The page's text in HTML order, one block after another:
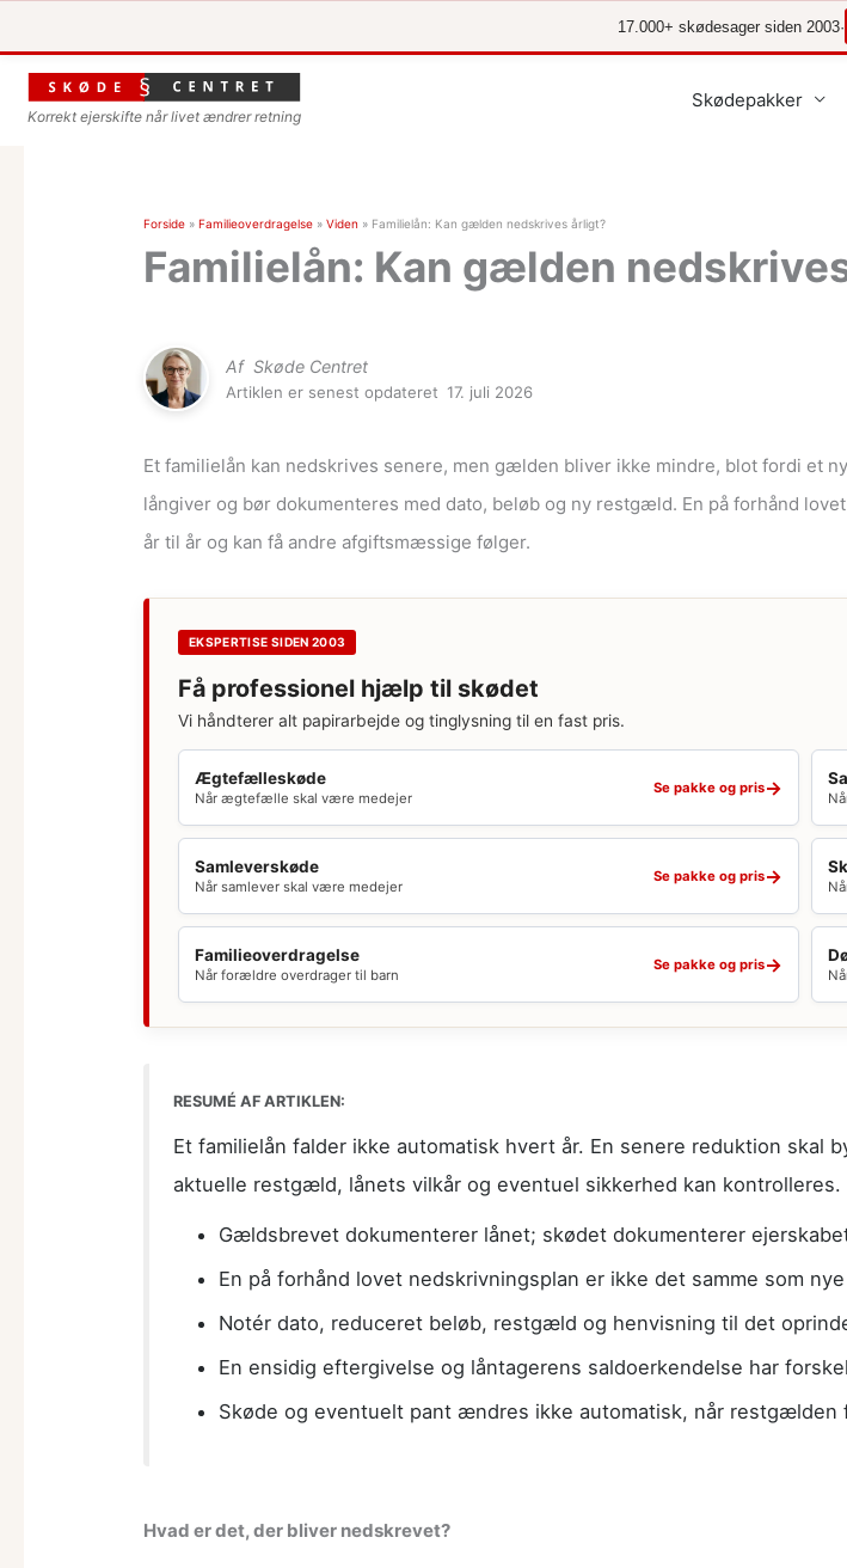
17.000+ skødesager siden 2003·
Korrekt ejerskifte når livet ændrer retning
Skødepakker
Forside »Familieoverdragelse »Viden » Familielån: Kan gælden nedskrives årligt?
Familielån: Kan gælden
Af Skøde Centret
Artiklen er senest opdateret 17. juli 2026
Et familielån kan nedskrives senere, men gælden bliver ikke mindre, blot fordi et
långiver og bør dokumenteres med dato, beløb og ny restgæld. En på forhånd
år til år og kan få andre afgiftsmæssige følger.
EKSPERTISE SIDEN 2003
Få professionel hjælp til skødet
Vi håndterer alt papirarbejde og tinglysning til en fast pris.
Ægtefælleskøde
Når ægtefælle skal være medejer
Se pakke og pris→
Samleverskøde
Når samlever skal være medejer
Se pakke og pris→
Familieoverdragelse
Når forældre overdrager til barn
Se pakke og pris→
RESUMÉ AF ARTIKLEN:
Et familielån falder ikke automatisk hvert år. En senere reduktion
aktuelle restgæld, lånets vilkår og eventuel sikkerhed kan kontrolleres.
Gældsbrevet dokumenterer lånet; skødet dokumenterer
En på forhånd lovet nedskrivningsplan er ikke det samme som
Notér dato, reduceret beløb, restgæld og henvisning til det
En ensidig eftergivelse og låntagerens saldoerkendelse har
Skøde og eventuelt pant ændres ikke automatisk, når restgælden
Hvad er det, der bliver nedskrevet?